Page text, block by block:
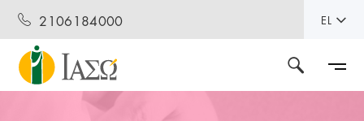
2106184000 EL